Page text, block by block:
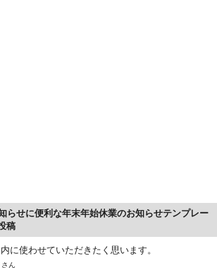
らせに便利な年末年始休業のお知らせテンプレー
稿
に使わせていただきたく思います。
さん